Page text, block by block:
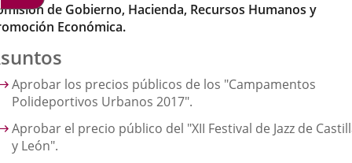
de Gobierno, Hacienda, Recursos Humanos y
Económica.
Aprobar los precios públicos de los "Campamentos
Polideportivos Urbanos 2017".
Aprobar el precio público del "XII Festival de Jazz de
y León".